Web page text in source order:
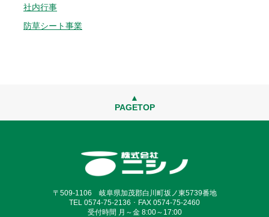
社内行事
防草シート事業
▲
PAGETOP
〒509-1106 岐阜県加茂郡白川町坂ノ東5739番地
TEL 0574-75-2136 ･ FAX 0574-75-2460
受付時間 月～金 8:00～17:00